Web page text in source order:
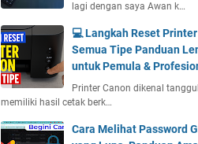
lagi dengan saya Awan k…
💻 Langkah Reset
Semua Tipe Panduan
untuk Pemula &
Printer Canon dikenal
memiliki hasil cetak berk…
Cara Melihat Password